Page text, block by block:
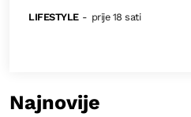
LIFESTYLE - prije 18 sati
Najnovije